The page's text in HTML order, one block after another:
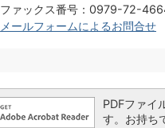
ファックス番号：0979-72-
メールフォームによるお問合せ
PDFファイ
す。お持ち